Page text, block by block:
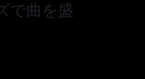
で曲を盛